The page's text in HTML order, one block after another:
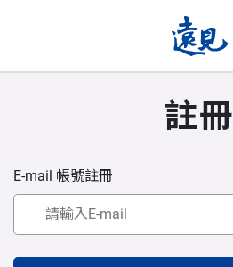
註冊
E-mail 帳號註冊